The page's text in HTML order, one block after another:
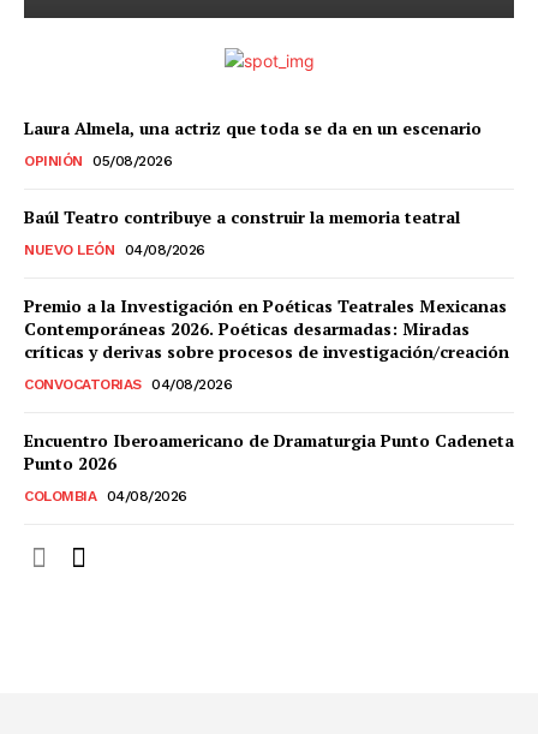
Laura Almela, una actriz que toda se da en un escenario
OPINIÓN 05/08/2026
Baúl Teatro contribuye a construir la memoria teatral
NUEVO LEÓN 04/08/2026
Premio a la Investigación en Poéticas Teatrales Mexicanas
Contemporáneas 2026. Poéticas desarmadas: Miradas
críticas y derivas sobre procesos de investigación/creación
CONVOCATORIAS 04/08/2026
Encuentro Iberoamericano de Dramaturgia Punto Cadeneta
Punto 2026
COLOMBIA 04/08/2026